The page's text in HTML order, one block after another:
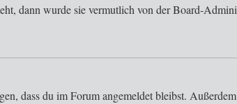
dann wurde sie vermutlich von der Board-
dass du im Forum angemeldet bleibst.